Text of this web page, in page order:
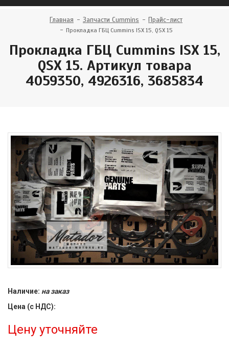
Главная Запчасти Cummins Прайс-лист
Прокладка ГБЦ Cummins ISX 15, QSX 15
Прокладка ГБЦ Cummins ISX 15,
QSX 15. Артикул товара
4059350, 4926316, 3685834
Наличие: на заказ
Цена (с НДС):
Цену уточняйте